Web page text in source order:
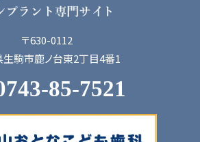
〒630-0112
駒市鹿ノ台東2丁目4番1
85-7521